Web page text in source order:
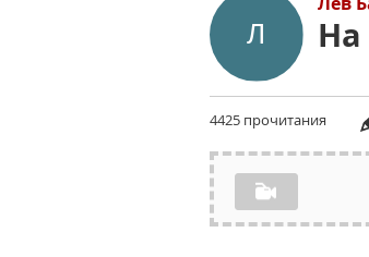
4425 прочитания